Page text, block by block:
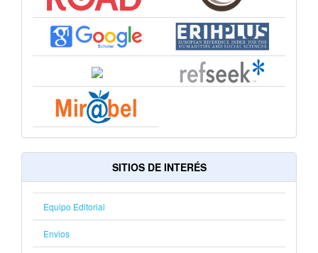
SITIOS DE INTERÉS
Equipo Editorial
Envios